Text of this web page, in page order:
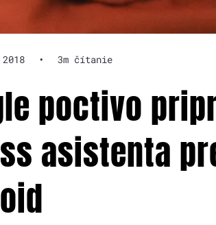
• 3m čítanie
poctivo
asistenta